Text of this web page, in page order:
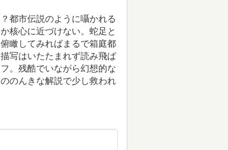
都市伝説のように囁かれる
核心に近づけない。蛇足と
瞰してみればまるで箱庭都
写はいたたまれず読み飛ば
。残酷でいながら幻想的な
のんきな解説で少し救われ